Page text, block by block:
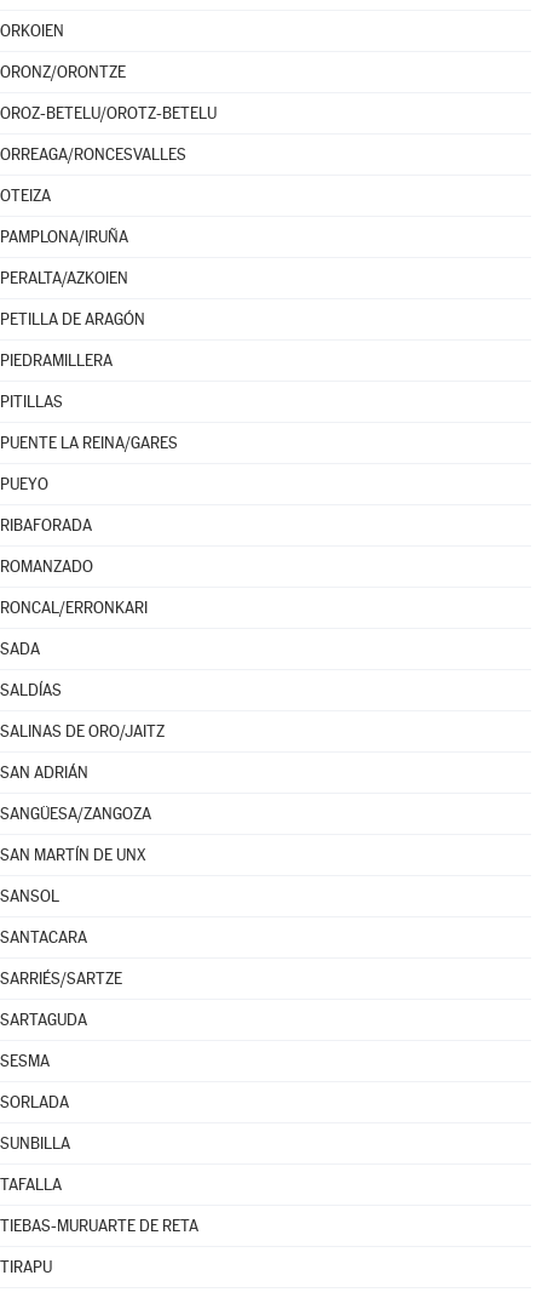
ORKOIEN
ORONZ/ORONTZE
OROZ-BETELU/OROTZ-BETELU
ORREAGA/RONCESVALLES
OTEIZA
PAMPLONA/IRUÑA
PERALTA/AZKOIEN
PETILLA DE ARAGÓN
PIEDRAMILLERA
PITILLAS
PUENTE LA REINA/GARES
PUEYO
RIBAFORADA
ROMANZADO
RONCAL/ERRONKARI
SADA
SALDÍAS
SALINAS DE ORO/JAITZ
SAN ADRIÁN
SANGÜESA/ZANGOZA
SAN MARTÍN DE UNX
SANSOL
SANTACARA
SARRIÉS/SARTZE
SARTAGUDA
SESMA
SORLADA
SUNBILLA
TAFALLA
TIEBAS-MURUARTE DE RETA
TIRAPU